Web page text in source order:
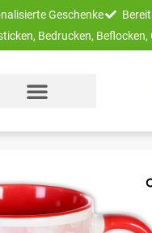
Geschenke
Bedrucken, Beflocken,